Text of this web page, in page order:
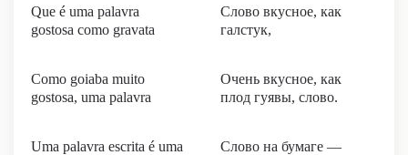
Que é uma palavra
gostosa como gravata
Слово вкусное, как
галстук,
Como goiaba muito
gostosa, uma palavra
Очень вкусное, как
плод гуявы, слово.
Uma palavra escrita é uma
Слово на бумаге —